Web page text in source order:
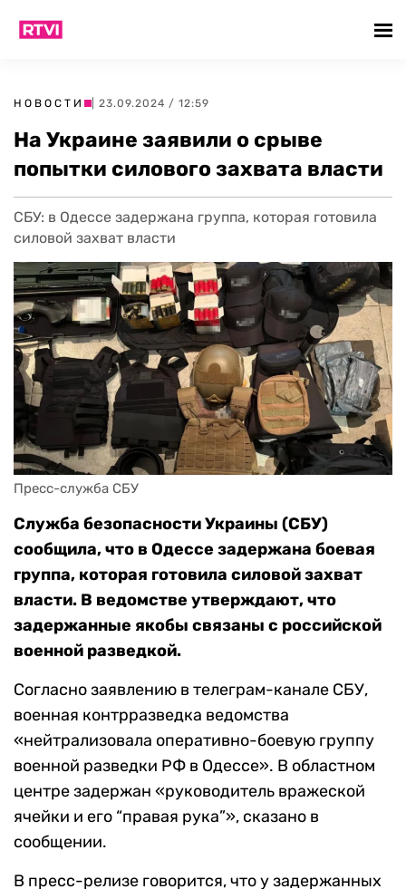
НОВОСТИ | 23.09.2024 / 12:59
На Украине заявили о срыве
попытки силового захвата власти
СБУ: в Одессе задержана группа, которая готовила
силовой захват власти
Пресс-служба СБУ
Служба безопасности Украины (СБУ)
сообщила, что в Одессе задержана боевая
группа, которая готовила силовой захват
власти. В ведомстве утверждают, что
задержанные якобы связаны с российской
военной разведкой.
Согласно заявлению в телеграм-канале СБУ,
военная контрразведка ведомства
«нейтрализовала оперативно-боевую группу
военной разведки РФ в Одессе». В областном
центре задержан «руководитель вражеской
ячейки и его “правая рука”», сказано в
сообщении.
В пресс-релизе говорится, что у задержанных